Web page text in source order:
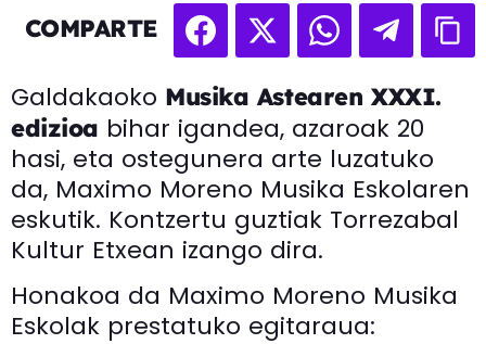
COMPARTE
Galdakaoko Musika Astearen XXXI.
edizioa bihar igandea, azaroak 20
hasi, eta ostegunera arte luzatuko
da, Maximo Moreno Musika Eskolaren
eskutik. Kontzertu guztiak Torrezabal
Kultur Etxean izango dira.
Honakoa da Maximo Moreno Musika
Eskolak prestatuko egitaraua: